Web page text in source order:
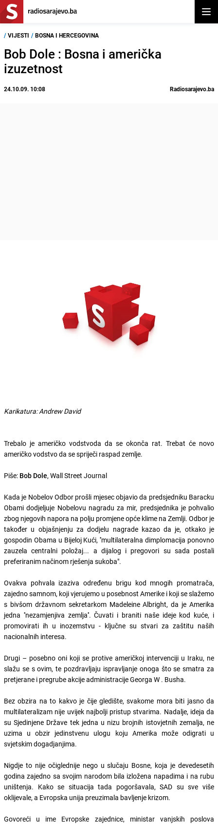
/ VIJESTI / BOSNA I HERCEGOVINA
Bob Dole : Bosna i američka
izuzetnost
24.10.09. 10:08 Radiosarajevo.ba
Karikatura: Andrew David
Trebalo je američko vodstvoda da se okonča rat. Trebat će novo
američko vodstvo da se spriječi raspad zemlje.
Piše: Bob Dole, Wall Street Journal
Kada je Nobelov Odbor prošli mjesec objavio da predsjedniku Baracku
Obami dodjeljuje Nobelovu nagradu za mir, predsjednika je pohvalio
zbog njegovih napora na polju promjene opće klime na Zemlji. Odbor je
također u objašnjenju za dodjelu nagrade kazao da je, otkako je
gospodin Obama u Bijeloj Kući, ''multilateralna dimplomacija ponovno
zauzela centralni položaj... a dijalog i pregovori su sada postali
preferiranim načinom rješenja sukoba".
Ovakva pohvala izaziva određenu brigu kod mnogih promatrača,
zajedno samnom, koji vjerujemo u posebnost Amerike i koji se slažemo
s bivšom državnom sekretarkom Madeleine Albright, da je Amerika
jedna ''nezamjenjiva zemlja''. Čuvati i braniti naše ideje kod kuće, i
promovirati ih u inozemstvu - ključne su stvari za zaštitu naših
nacionalnih interesa.
Drugi – posebno oni koji se protive američkoj intervenciji u Iraku, ne
slažu se s ovim, te pozdravljaju ispravljanje onoga što se smatra za
pretjerane i pregrube akcije administracije Georga W . Busha.
Bez obzira na to kakvo je čije gledište, svakome mora biti jasno da
multilateralizam nije uvijek najbolji pristup stvarima. Nadalje, ideja da
su Sjedinjene Države tek jedna u nizu brojnih istovjetnih zemalja, ne
uzima u obzir jedinstvenu ulogu koju Amerika može odigrati u
svjetskim dogadjanjima.
Nigdje to nije očiglednije nego u slučaju Bosne, koja je devedesetih
godina zajedno sa svojim narodom bila izložena napadima i na rubu
uništenja. Kako se situacija tada pogoršavala, SAD su sve više
oklijevale, a Evropska unija preuzimala bavljenje krizom.
Govoreći u ime Evropske zajednice, ministar vanjskih poslova